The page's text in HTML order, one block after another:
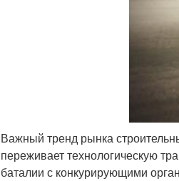
Важный тренд рынка
переживает технологическую
баталии с конкурирующими